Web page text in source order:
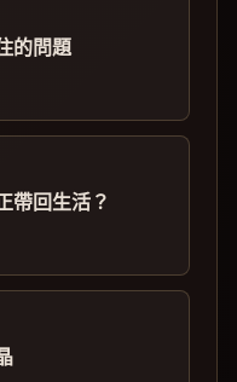
的問題
帶回生活？